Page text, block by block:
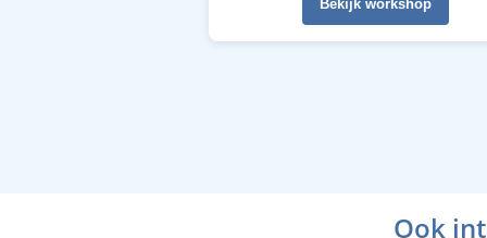
Bekijk workshop
Ook